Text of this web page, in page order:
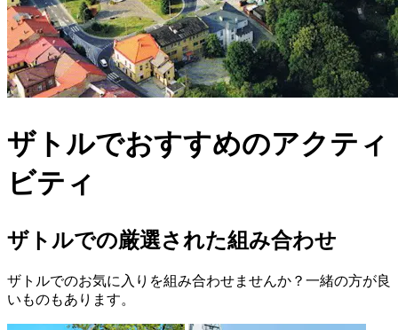
ザトルでおすすめのアクティ
ビティ
ザトルでの厳選された組み合わせ
ザトルでのお気に入りを組み合わせませんか？一緒の方が良
いものもあります。